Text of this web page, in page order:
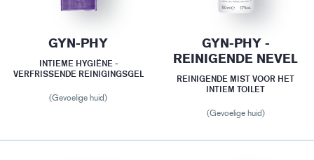
GYN-PHY
INTIEME HYGIËNE -
VERFRISSENDE REINIGINGSGEL
(Gevoelige huid)
GYN-PHY -
REINIGENDE NEVEL
REINIGENDE MIST VOOR HET
INTIEM TOILET
(Gevoelige huid)